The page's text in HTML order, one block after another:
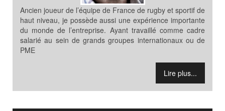
Ancien joueur de l’équipe de France de rugby et sportif de
haut niveau, je possède aussi une expérience importante
du monde de l’entreprise. Ayant travaillé comme cadre
salarié au sein de grands groupes internationaux ou de
PME
Lire plus...